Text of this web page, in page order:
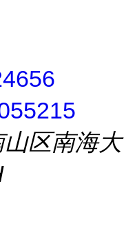
区南海大